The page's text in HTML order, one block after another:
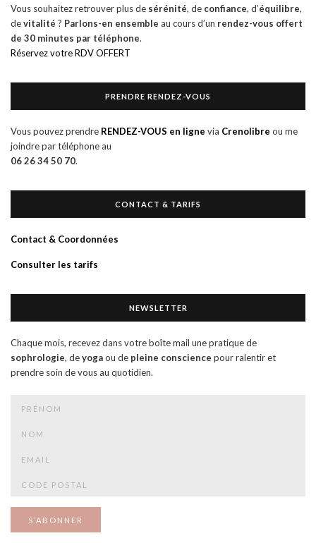
Vous souhaitez retrouver plus de sérénité, de confiance, d’équilibre,
devitalité ? Parlons-en ensemble au cours d’un rendez-vous offert
de 30 minutes par téléphone.
Réservez votre RDV OFFERT
PRENDRE RENDEZ-VOUS
Vous pouvez prendre RENDEZ-VOUS en ligne via Crenolibre ou me
joindre par téléphone au
06 26 34 50 70.
CONTACT & TARIFS
Contact & Coordonnées
Consulter les tarifs
NEWSLETTER
Chaque mois, recevez dans votre boîte mail une pratique de
sophrologie, deyogaou de pleine conscience pour ralentir et
prendre soin de vous au quotidien.
S’ABONNER